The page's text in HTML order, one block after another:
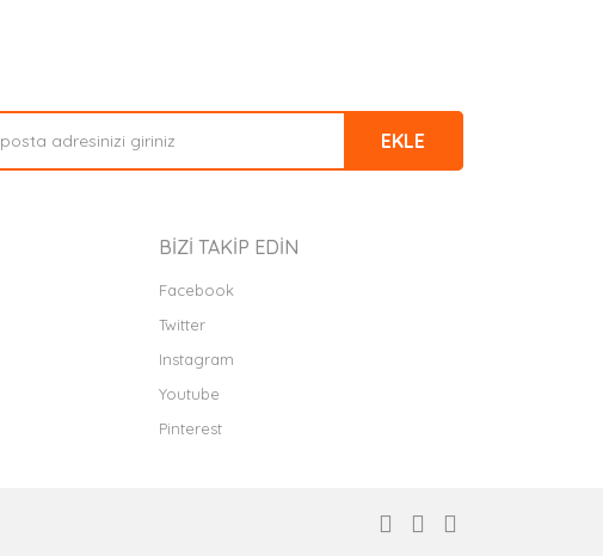
EKLE
BİZİ TAKİP EDİN
Facebook
Twitter
Instagram
Youtube
Pinterest